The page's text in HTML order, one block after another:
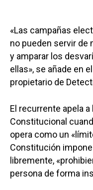
«Las campañas
no pueden servir de
y amparar los
ellas», se añade en
propietario de
El recurrente apela a
Constitucional
opera como un
Constitución
libremente,
persona de forma